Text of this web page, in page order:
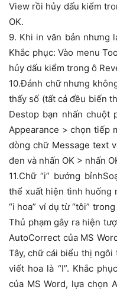
View rồi hủy dấu kiểm
OK.
9. Khi in văn bản nhưng
Khắc phục: Vào menu
hủy dấu kiểm trong ô
10.Đánh chữ nhưng
thấy số (tất cả đều biến
Destop bạn nhấn chuột
Appearance > chọn tiếp
dòng chữ Message text
đen và nhấn OK > nhấn
11.Chữ “i” bướng
thể xuất hiện tình huống
“i hoa” ví dụ từ “tôi”
Thủ phạm gây ra hiện
AutoCorrect của MS
Tây, chữ cái biểu thị
viết hoa là “I”. Khắc
của MS Word, lựa chọn